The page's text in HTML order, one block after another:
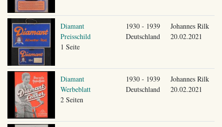
Diamant
Preisschild
1 Seite
1930 - 1939
Deutschland
Johannes Rilk
20.02.2021
Diamant
Werbeblatt
2 Seiten
1930 - 1939
Deutschland
Johannes Rilk
20.02.2021